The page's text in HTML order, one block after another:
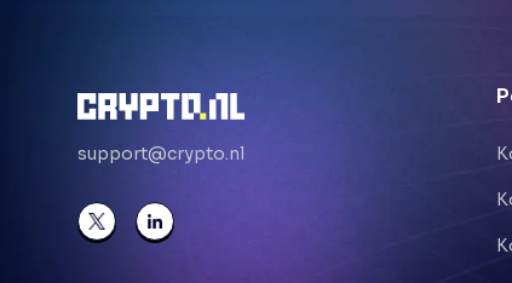
support@crypto.nl